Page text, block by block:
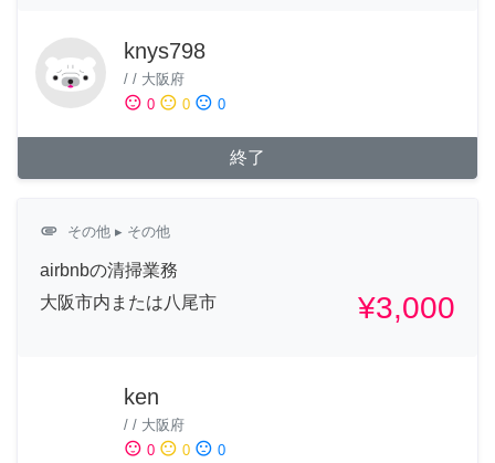
knys798
/ / 大阪府
sentiment_satisfied 0 sentiment_neutral 0 sentiment_dissatisfied 0
終了
attachment その他 ▸ その他
airbnbの清掃業務
大阪市内または八尾市
¥3,000
ken
/ / 大阪府
sentiment_satisfied 0 sentiment_neutral 0 sentiment_dissatisfied 0